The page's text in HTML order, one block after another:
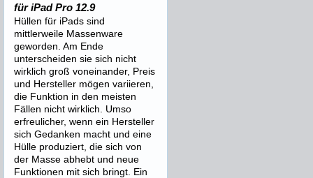
für iPad Pro 12.9
Hüllen für iPads sind
mittlerweile Massenware
geworden. Am Ende
unterscheiden sie sich nicht
wirklich groß voneinander, Preis
und Hersteller mögen variieren,
die Funktion in den meisten
Fällen nicht wirklich. Umso
erfreulicher, wenn ein Hersteller
sich Gedanken macht und eine
Hülle produziert, die sich von
der Masse abhebt und neue
Funktionen mit sich bringt. Ein